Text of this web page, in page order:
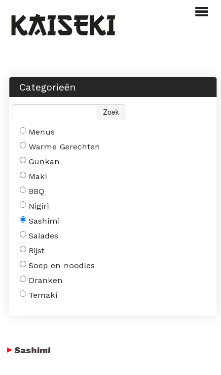
Menu
Over ons
INLOGGEN
Categorieën
Zoek
Menus
Warme Gerechten
Gunkan
Maki
BBQ
Nigiri
Sashimi
Salades
Rijst
Soep en noodles
Dranken
Temaki
Sashimi